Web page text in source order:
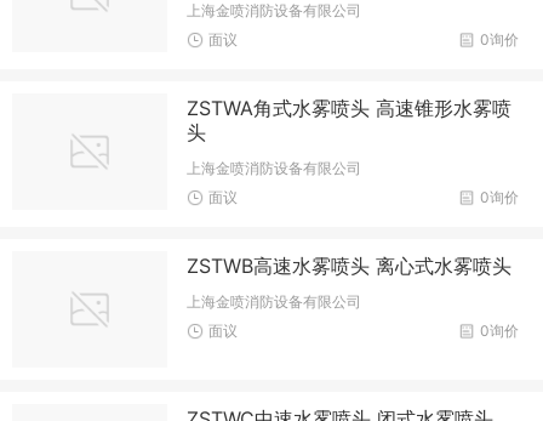
上海金喷消防设备有限公司
0询价
面议
ZSTWA角式水雾喷头 高速锥形水雾喷
头
上海金喷消防设备有限公司
0询价
面议
ZSTWB高速水雾喷头 离心式水雾喷头
上海金喷消防设备有限公司
0询价
面议